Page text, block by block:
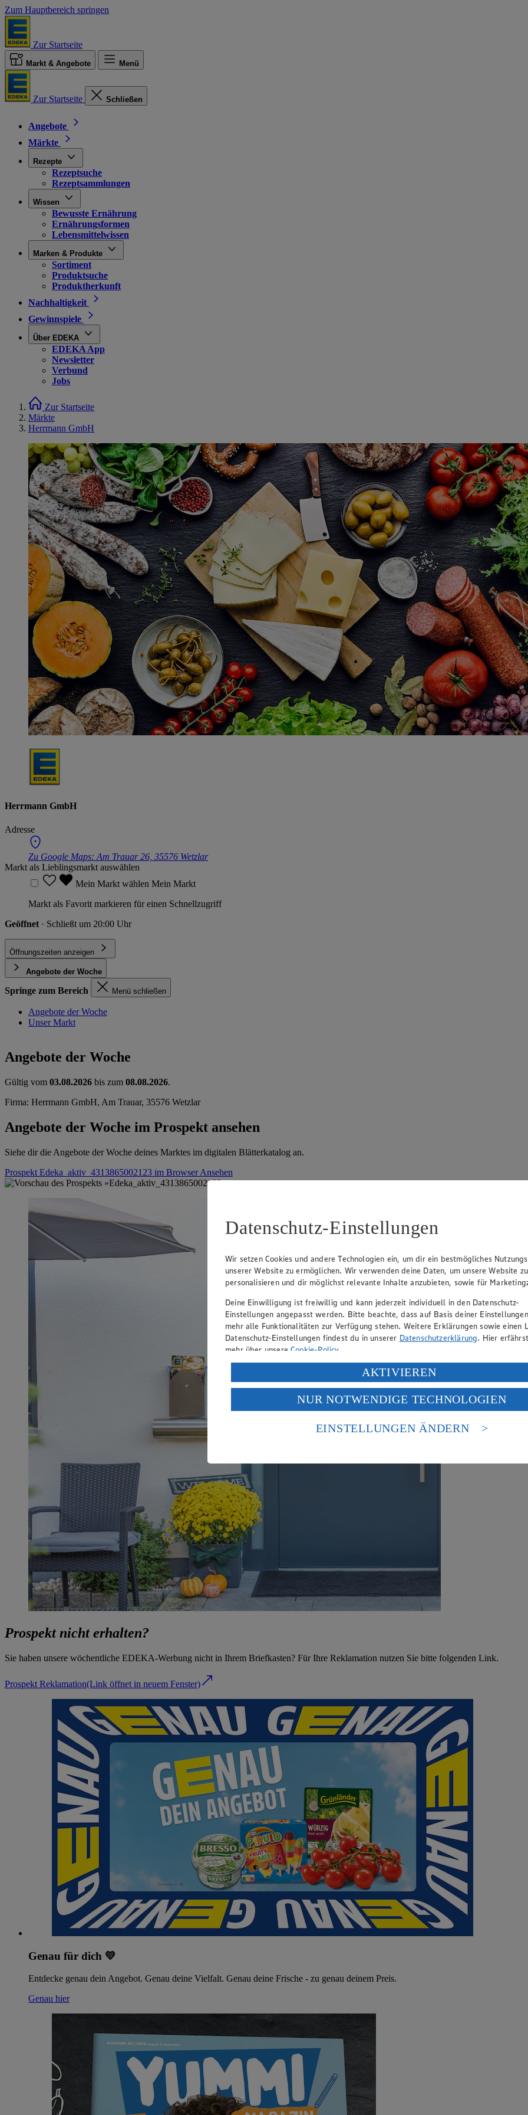
Zum Hauptbereich springen
Zur Startseite
Markt & Angebote Menü
Zur Startseite Schließen
Angebote
Märkte
Rezepte
Rezeptsuche
Rezeptsammlungen
Wissen
Bewusste Ernährung
Ernährungsformen
Lebensmittelwissen
Marken & Produkte
Sortiment
Produktsuche
Produktherkunft
Nachhaltigkeit
Gewinnspiele
Über EDEKA
EDEKA App
Newsletter
Verbund
Jobs
Zur Startseite
Märkte
Herrmann GmbH
Herrmann GmbH
Adresse
Zu Google Maps: Am Trauar 26, 35576 Wetzlar
Markt als Lieblingsmarkt auswählen
Mein Markt wählen Mein Markt
Markt als Favorit markieren für einen Schnellzugriff
Geöffnet · Schließt um 20:00 Uhr
Öffnungszeiten anzeigen
Angebote der Woche
Springe zum Bereich Menü schließen
Angebote der Woche
Unser Markt
Angebote der Woche
Gültig vom 03.08.2026 bis zum 08.08.2026.
Firma: Herrmann GmbH, Am Trauar, 35576 Wetzlar
Angebote der Woche im Prospekt ansehen
Siehe dir die Angebote der Woche deines Marktes im digitalen Blätterkatalog an.
Prospekt Edeka_aktiv_4313865002123 im BrowserAnsehen
Prospekt nicht erhalten?
Sie haben unsere wöchentliche EDEKA-Werbung nicht in Ihrem Briefkasten? Für Ihre Reklamation nutzen Sie bitte folgenden Link.
Prospekt Reklamation(Link öffnet in neuem Fenster)
Genau für dich 💛
Entdecke genau dein Angebot. Genau deine Vielfalt. Genau deine Frische - zu genau deinem Preis.
Genau hier
Datenschutz-Einstellungen
Wir setzen Cookies und andere Technologien ein, um dir ein bestmögliches
unserer Website zu ermöglichen. Wir verwenden deine Daten, um unsere Website zu
personalisieren und dir möglichst relevante Inhalte anzubieten, sowie für
Deine Einwilligung ist freiwillig und kann jederzeit individuell in den Datenschutz-
Einstellungen angepasst werden. Bitte beachte, dass auf Basis deiner
mehr alle Funktionalitäten zur Verfügung stehen. Weitere Erklärungen sowie einen
Datenschutz-Einstellungen findest du in unserer Datenschutzerklärung. Hier
mehr über unsereCookie-Policy.
Verarbeitung deiner personenbezogenen Daten in den USA durch Facebook und
Wenn du auf „Aktivieren“ klickst, willigst du im Sinne des Art. 49 Abs. 1 Satz 1 lit.
ein, dass deine Daten in den USA verarbeitet werden. Der EuGH sieht die USA als
einem nach europäischen Standards nicht angemessenen Datenschutzniveau an. Es
Risiko eines Zugriffs durch US-amerikanische Behörden.
AKTIVIEREN
NUR NOTWENDIGE TECHNOLOGIEN
EINSTELLUNGEN ÄNDERN